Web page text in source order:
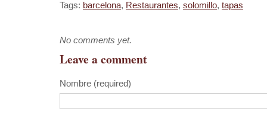
Tags: barcelona, Restaurantes, solomillo, tapas
No comments yet.
Leave a comment
Nombre (required)